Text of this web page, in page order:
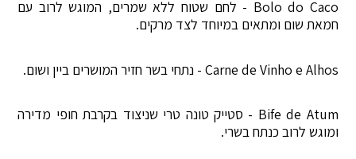
Bolo do Caco - לחם שטוח ללא שמרים, המוגש לרוב עם
חמאת שום ומתאים במיוחד לצד מרקים.
Carne de Vinho e Alhos - נתחי בשר חזיר המושרים ביין ושום.
Bife de Atum - סטייק טונה טרי שניצוד בקרבת חופי מדירה
ומוגש לרוב כנתח בשרי.